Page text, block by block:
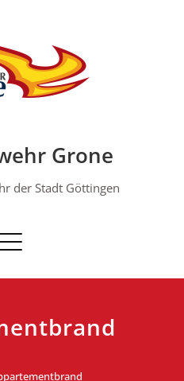
Grone
der Stadt Göttingen
Schalte Navigation